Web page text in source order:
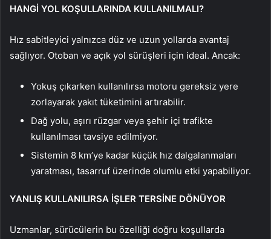
HANGİ YOL KOŞULLARINDA KULLANILMALI?
Hız sabitleyici yalnızca düz ve uzun yollarda avantaj
sağlıyor. Otoban ve açık yol sürüşleri için ideal. Ancak:
Yokuş çıkarken kullanılırsa motoru gereksiz yere
zorlayarak yakıt tüketimini artırabilir.
Dağ yolu, aşırı rüzgar veya şehir içi trafikte
kullanılması tavsiye edilmiyor.
Sistemin 8 km’ye kadar küçük hız dalgalanmaları
yaratması, tasarruf üzerinde olumlu etki yapabiliyor.
YANLIŞ KULLANILIRSA İŞLER TERSİNE DÖNÜYOR
Uzmanlar, sürücülerin bu özelliği doğru koşullarda